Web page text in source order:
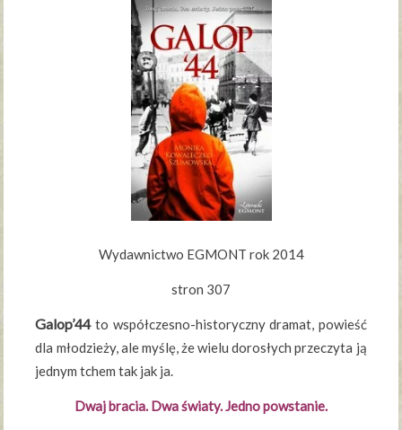
Wydawnictwo EGMONT rok 2014
stron 307
Galop’44to współczesno-historyczny dramat, powieść
dla młodzieży, ale myślę, że wielu dorosłych przeczyta ją
jednym tchem tak jak ja.
Dwaj bracia. Dwa światy. Jedno powstanie.